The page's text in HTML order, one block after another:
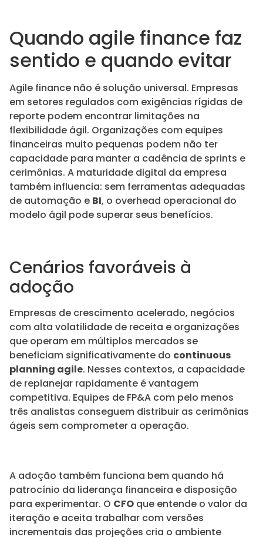
Quando agile finance faz
sentido e quando evitar
Agile finance não é solução universal. Empresas
em setores regulados com exigências rígidas de
reporte podem encontrar limitações na
flexibilidade ágil. Organizações com equipes
financeiras muito pequenas podem não ter
capacidade para manter a cadência de sprints e
cerimônias. A maturidade digital da empresa
também influencia: sem ferramentas adequadas
de automação e BI, o overhead operacional do
modelo ágil pode superar seus benefícios.
Cenários favoráveis à
adoção
Empresas de crescimento acelerado, negócios
com alta volatilidade de receita e organizações
que operam em múltiplos mercados se
beneficiam significativamente do continuous
planning agile. Nesses contextos, a capacidade
de replanejar rapidamente é vantagem
competitiva. Equipes de FP&A com pelo menos
três analistas conseguem distribuir as cerimônias
ágeis sem comprometer a operação.
A adoção também funciona bem quando há
patrocínio da liderança financeira e disposição
para experimentar. O CFO que entende o valor da
iteração e aceita trabalhar com versões
incrementais das projeções cria o ambiente